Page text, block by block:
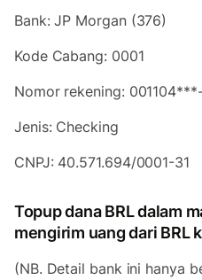
Bank: JP Morgan (376)
Kode Cabang: 0001
Nomor rekening:
Jenis: Checking
CNPJ: 40.571.694/0001-31
Topup dana BRL dalam
mengirim uang dari BRL
(NB. Detail bank ini hanya